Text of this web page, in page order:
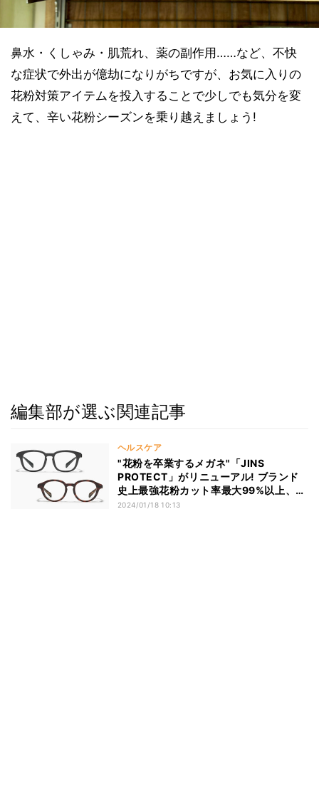
鼻水・くしゃみ・肌荒れ、薬の副作用……など、不快
な症状で外出が億劫になりがちですが、お気に入りの
花粉対策アイテムを投入することで少しでも気分を変
えて、辛い花粉シーズンを乗り越えましょう!
編集部が選ぶ関連記事
ヘルスケア
"花粉を卒業するメガネ"「JINS
PROTECT」がリニューアル! ブランド
史上最強花粉カット率最大99%以上、
3,300円〜
2024/01/18 10:13